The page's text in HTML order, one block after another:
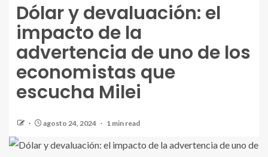
Dólar y devaluación: el
impacto de la
advertencia de uno de los
economistas que
escucha Milei
agosto 24, 2024 1 min read